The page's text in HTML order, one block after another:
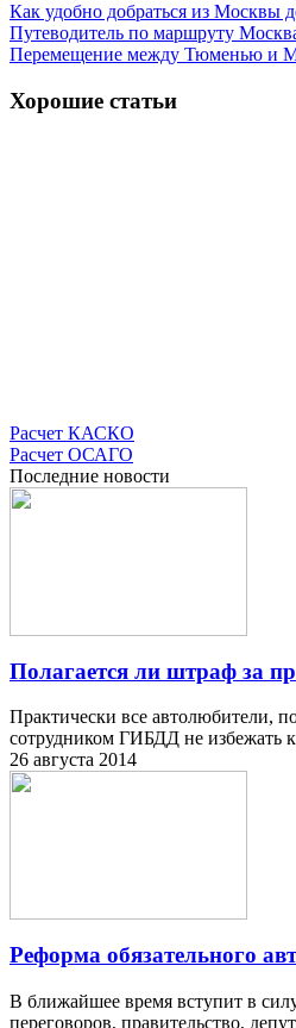
Как удобно добраться из Москвы
Путеводитель по маршруту
Перемещение между Тюменью и
Хорошие статьи
Расчет КАСКО
Расчет ОСАГО
Последние новости
Полагается ли штраф за
Практически все автолюбители,
сотрудником ГИБДД не избежать
26 августа 2014
Реформа обязательного
В ближайшее время вступит в
переговоров, правительство,